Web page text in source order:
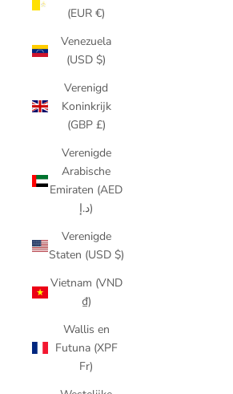
(EUR €)
Venezuela
(USD $)
Verenigd
Koninkrijk
(GBP £)
Verenigde
Arabische
Emiraten (AED
د.إ)
Verenigde
Staten (USD $)
Vietnam (VND
₫)
Wallis en
Futuna (XPF
Fr)